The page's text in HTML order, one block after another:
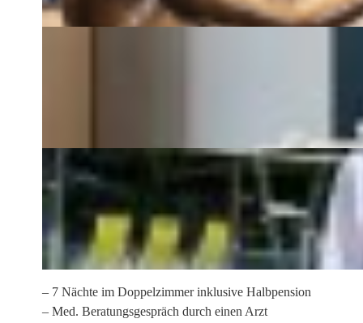
– 7 Nächte im Doppelzimmer inklusive Halbpension
– Med. Beratungsgespräch durch einen Arzt